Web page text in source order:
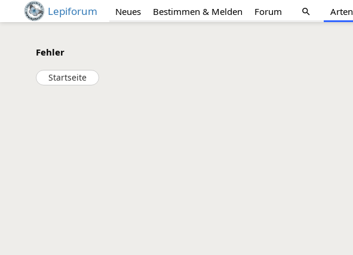
Lepiforum Neues Bestimmen & Melden Forum search Arten
Fehler
Startseite